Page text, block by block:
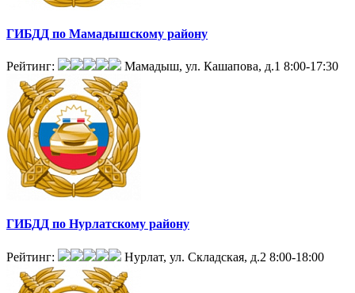
ГИБДД по Мамадышскому району
Рейтинг: Мамадыш, ул. Кашапова, д.1 8:00-17:30
ГИБДД по Нурлатскому району
Рейтинг: Нурлат, ул. Складская, д.2 8:00-18:00